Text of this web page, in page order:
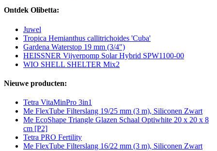
Ontdek Olibetta:
Juwel
Tropica Hemianthus callitrichoides 'Cuba'
Gardena Waterstop 19 mm (3/4")
HEISSNER Vijverpomp Solar Hybrid SPW1100-00
WIO SHELL SHELTER Mix2
Nieuwe producten:
Tetra VitaMinPro 3in1
Me FlexTube Filterslang 19/25 mm (3 m), Siliconen Zwart
Me EcoShape Triangle Glazen Schaal Optiwhite 20 x 20 x 8
cm [P2]
Tetra PRO Fertility
Me FlexTube Filterslang 16/22 mm (3 m), Siliconen Zwart